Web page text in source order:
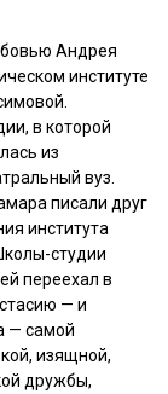
Андрея
институте
в которой
из
вуз.
писали друг
института
студии
переехал в
— и
— самой
изящной,
дружбы,